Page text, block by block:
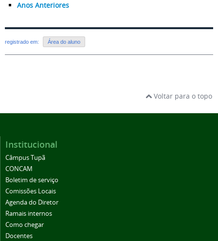
Anos Anteriores
registrado em: Área do aluno
Voltar para o topo
Institucional
Câmpus Tupã
CONCAM
Boletim de serviço
Comissões Locais
Agenda do Diretor
Ramais internos
Como chegar
Docentes